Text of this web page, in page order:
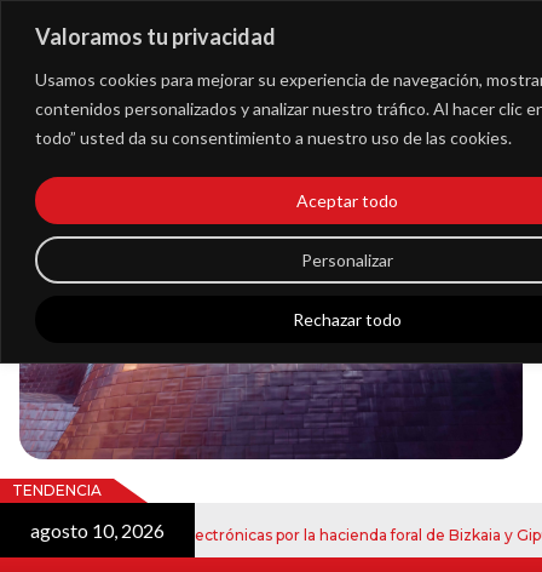
Valoramos tu privacidad
Usamos cookies para mejorar su experiencia de navegación,
contenidos personalizados y analizar nuestro tráfico. Al hacer clic
todo” usted da su consentimiento a nuestro uso de las cookies.
Personalizar
Rechazar todo
Aceptar todo
Blog
Noticias
TENDENCIA
agosto 10, 2026
de notificaciones electrónicas por la hacienda foral de Bizkaia y